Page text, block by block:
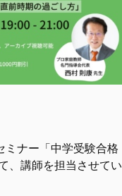
ミナー「中学受験合格
、講師を担当させてい